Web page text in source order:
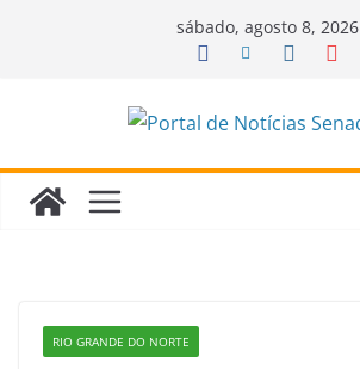
sábado, agosto 8, 2026
RIO GRANDE DO NORTE